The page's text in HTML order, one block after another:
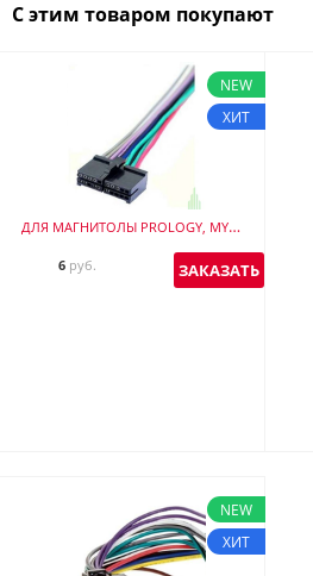
С этим товаром покупают
NEW
ХИТ
ДЛЯ МАГНИТОЛЫ PROLOGY, MYSTERY INCAR CON-PROL-01W
6 руб. ЗАКАЗАТЬ
NEW
ХИТ